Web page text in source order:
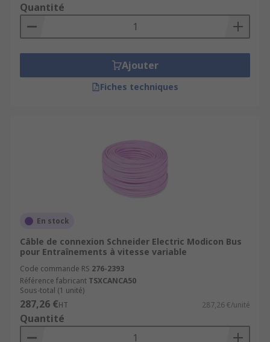
Quantité
Ajouter
Fiches techniques
En stock
Câble de connexion Schneider Electric Modicon Bus
pour Entraînements à vitesse variable
Code commande RS 276-2393
Référence fabricant TSXCANCA50
Sous-total (1 unité)
287,26 €HT 287,26 €/unité
Quantité